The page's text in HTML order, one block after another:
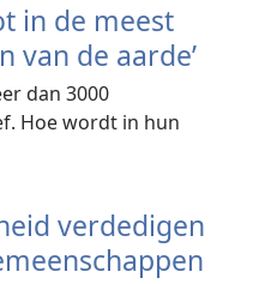
in de meest
van de aarde’
dan 3000
Hoe wordt in hun
verdedigen